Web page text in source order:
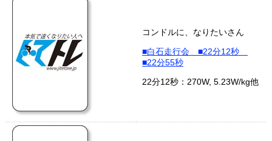
コンドルに、なりたいさん
■白石走行会 ■22分12秒
■22分55秒
22分12秒：270W, 5.23W/kg他